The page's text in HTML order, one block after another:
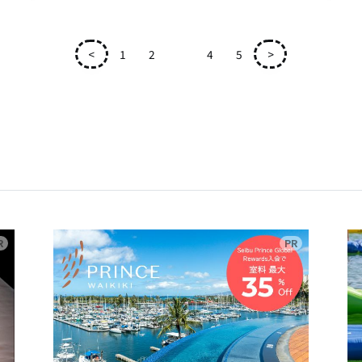
< 1 2 4 5 >
広告